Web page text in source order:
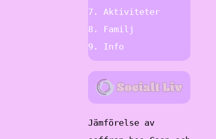
Aktiviteter
Familj
Info
Jämförelse av